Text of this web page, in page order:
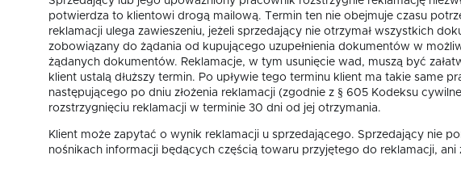
potwierdza to klientowi drogą mailową. Termin ten nie obejmuje czasu
reklamacji ulega zawieszeniu, jeżeli sprzedający nie otrzymał wszystkich
zobowiązany do żądania od kupującego uzupełnienia dokumentów w
żądanych dokumentów. Reklamacje, w tym usunięcie wad, muszą być
klient ustalą dłuższy termin. Po upływie tego terminu klient ma takie same
następującego po dniu złożenia reklamacji (zgodnie z § 605 Kodeksu
rozstrzygnięciu reklamacji w terminie 30 dni od jej otrzymania.
Klient może zapytać o wynik reklamacji u sprzedającego. Sprzedający nie
nośnikach informacji będących częścią towaru przyjętego do reklamacji, ani